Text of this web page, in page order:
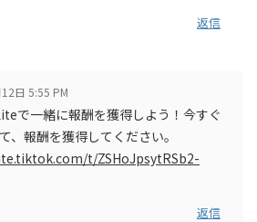
返信
日 5:55 PM
で一緒に報酬を獲得しよう！今すぐ
、報酬を獲得してください。
t/ZSHoJpsytRSb2-
返信